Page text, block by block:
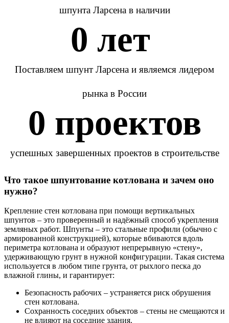
шпунта Ларсена в наличии
0 лет
Поставляем шпунт Ларсена и являемся лидером
рынка в России
0 проектов
успешных завершенных проектов в строительстве
Что такое шпунтование котлована и зачем оно
нужно?
Крепление стен котлована при помощи вертикальных
шпунтов – это проверенный и надёжный способ укрепления
земляных работ. Шпунты – это стальные профили (обычно с
армированной конструкцией), которые вбиваются вдоль
периметра котлована и образуют непрерывную «стену»,
удерживающую грунт в нужной конфигурации. Такая система
используется в любом типе грунта, от рыхлого песка до
влажной глины, и гарантирует:
Безопасность рабочих – устраняется риск обрушения
стен котлована.
Сохранность соседних объектов – стены не смещаются и
не влияют на соседние здания.